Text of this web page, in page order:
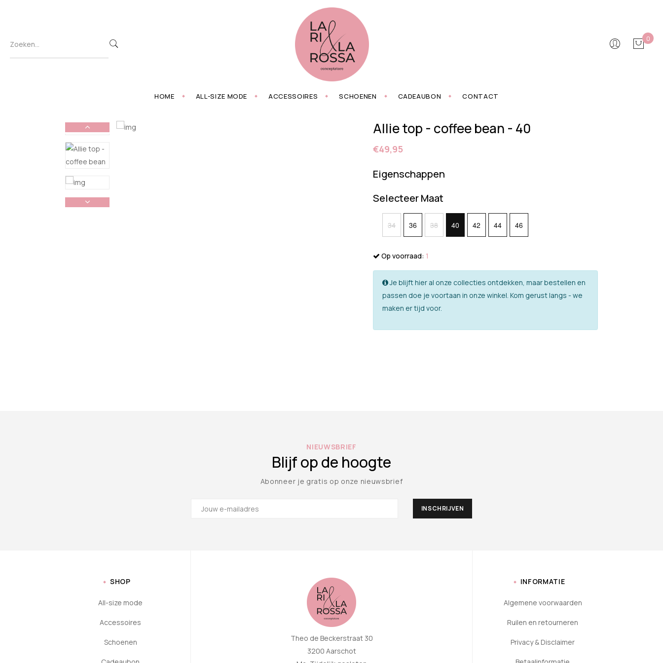
0
HOME ALL-SIZE MODE ACCESSOIRES SCHOENEN CADEAUBON CONTACT
Allie top - coffee bean - 40
€49,95
Eigenschappen
Selecteer Maat
34 36 38 40 42 44 46
Op voorraad: 1
Je blijft hier al onze collecties ontdekken, maar bestellen en
passen doe je voortaan in onze winkel. Kom gerust langs - we
maken er tijd voor.
NIEUWSBRIEF
Blijf op de hoogte
Abonneer je gratis op onze nieuwsbrief
SHOP
All-size mode
Accessoires
Schoenen
Theo de Beckerstraat 30
3200 Aarschot
INFORMATIE
Algemene voorwaarden
Ruilen en retourneren
Privacy & Disclaimer